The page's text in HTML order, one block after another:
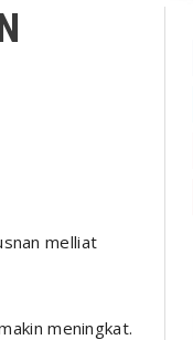
melliat
meningkat.